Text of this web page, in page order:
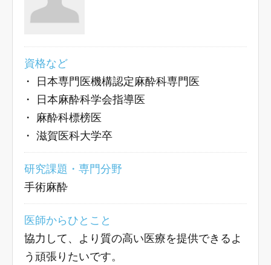
資格など
・
日本専門医機構認定麻酔科専門医
・
日本麻酔科学会指導医
・
麻酔科標榜医
・ 滋賀医科大学卒
研究課題・専門分野
手術麻酔
医師からひとこと
協力して、より質の高い医療を提供できるよ
う頑張りたいです。